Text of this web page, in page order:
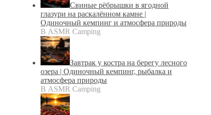
Свиные рёбрышки в ягодной
глазури на раскалённом камне |
Одиночный кемпинг и атмосфера природы
В ASMR Camping
Завтрак у костра на берегу лесного
озера | Одиночный кемпинг, рыбалка и
атмосфера природы
В ASMR Camping